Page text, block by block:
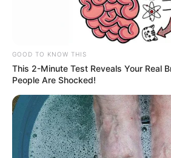
-ad4
A mobilização da categoria e o apoio
aqui indicam que a proposta tem grandes
com larga vantagem, coroando
comunitários de saúde e de
GOOD TO KNOW THIS
This 2-Minute Test Reveals Your Real
People Are Shocked!